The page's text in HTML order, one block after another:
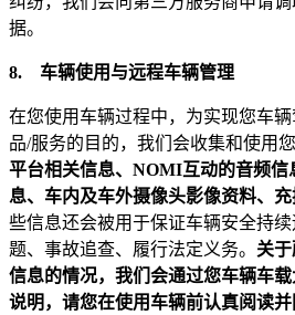
据。
8. 车辆使用与远程车辆管理
在您使用车辆过程中，为实现您车
品/服务的目的，我们会收集和使用
平台相关信息、NOMI互动的音频
息、车内及车外摄像头影像资料、
些信息还会被用于保证车辆安全持
题、事故追查、履行法定义务。 关
信息的情况，我们会通过您车辆车
说明，请您在使用车辆前认真阅读